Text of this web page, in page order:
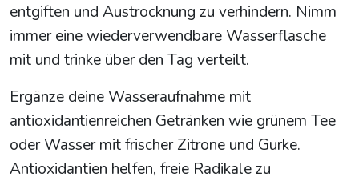
entgiften und Austrocknung zu verhindern. Nimm
immer eine wiederverwendbare Wasserflasche
mit und trinke über den Tag verteilt.
Ergänze deine Wasseraufnahme mit
antioxidantienreichen Getränken wie grünem Tee
oder Wasser mit frischer Zitrone und Gurke.
Antioxidantien helfen, freie Radikale zu